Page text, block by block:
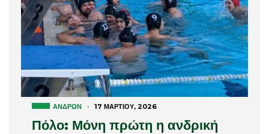
ΑΝΔΡΏΝ · 17 ΜΑΡΤΊΟΥ, 2026
Πόλο: Μόνη πρώτη η ανδρική